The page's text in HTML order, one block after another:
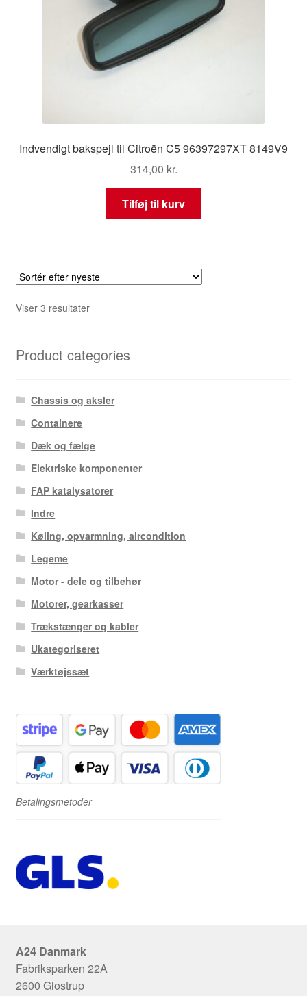
Indvendigt bakspejl til Citroën C5 96397297XT 8149V9
314,00 kr.
Tilføj til kurv
Viser 3 resultaterSorteret
Product categories
Chassis og aksler
Containere
Dæk og fælge
Elektriske komponenter
FAP katalysatorer
Indre
Køling, opvarmning, aircondition
Legeme
Motor - dele og tilbehør
Motorer, gearkasser
Trækstænger og kabler
Ukategoriseret
Værktøjssæt
Betalingsmetoder
A24 Danmark
Fabriksparken 22A
2600 Glostrup